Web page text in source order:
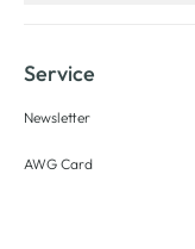
Service
Newsletter
AWG Card